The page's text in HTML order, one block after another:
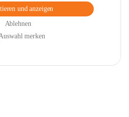
und anzeigen
Ablehnen
merken